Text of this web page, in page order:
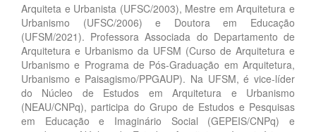
Arquiteta e Urbanista (UFSC/2003), Mestre em Arquitetura e
Urbanismo (UFSC/2006) e Doutora em Educação
(UFSM/2021). Professora Associada do Departamento de
Arquitetura e Urbanismo da UFSM (Curso de Arquitetura e
Urbanismo e Programa de Pós-Graduação em Arquitetura,
Urbanismo e Paisagismo/PPGAUP). Na UFSM, é vice-líder
do Núcleo de Estudos em Arquitetura e Urbanismo
(NEAU/CNPq), participa do Grupo de Estudos e Pesquisas
em Educação e Imaginário Social (GEPEIS/CNPq) e